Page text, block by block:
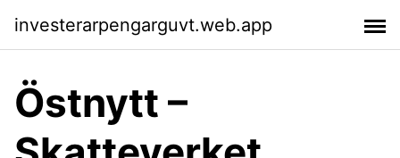
investerarpengarguvt.web.app
Östnytt –